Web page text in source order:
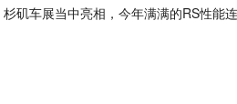
杉矶车展当中亮相，今年满满的RS性能